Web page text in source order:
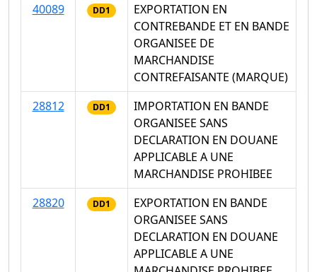
40089
DD1
EXPORTATION EN
CONTREBANDE ET EN BANDE
ORGANISEE DE
MARCHANDISE
CONTREFAISANTE (MARQUE)
28812
DD1
IMPORTATION EN BANDE
ORGANISEE SANS
DECLARATION EN DOUANE
APPLICABLE A UNE
MARCHANDISE PROHIBEE
28820
DD1
EXPORTATION EN BANDE
ORGANISEE SANS
DECLARATION EN DOUANE
APPLICABLE A UNE